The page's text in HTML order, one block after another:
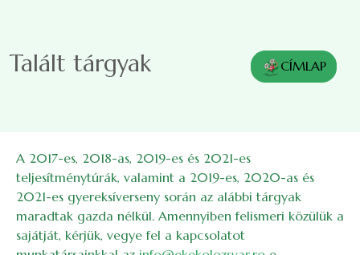
Talált tárgyak CÍMLAP
A 2017-es, 2018-as, 2019-es és 2021-es
teljesítménytúrák, valamint a 2019-es, 2020-as és
2021-es gyereksíverseny során az alábbi tárgyak
maradtak gazda nélkül. Amennyiben felismeri közülük a
sajátját, kérjük, vegye fel a kapcsolatot